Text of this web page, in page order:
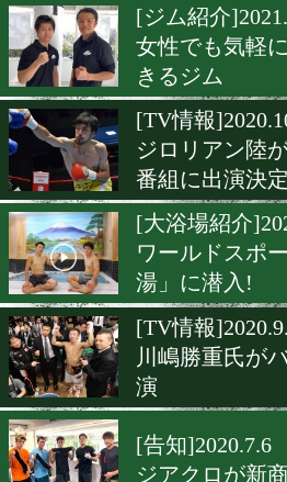
[告知
2020年全
発売
[ジム紹介
女性でも
きるジム
[TV情報
ジロリア
番組に出
[大浴場紹
ワールド